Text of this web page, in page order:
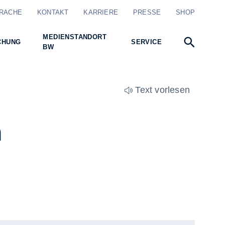
MEDIENSTANDORT
BW
SERVICE
KONTAKT KARRIERE PRESSE SHOP
Text vorlesen